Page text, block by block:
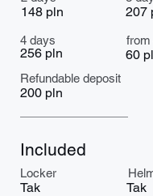
4 days
256 pln
from
60
148 pln 207
Refundable deposit
200 pln
Included
Locker
Tak Tak